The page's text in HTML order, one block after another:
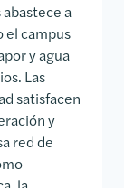
a
el campus
y agua
Las
satisfacen
y
red de